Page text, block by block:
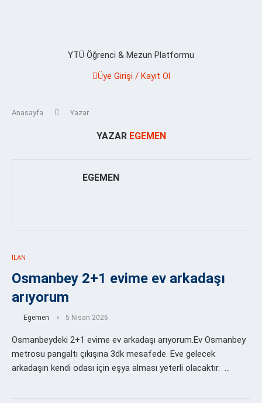
YTÜ Öğrenci & Mezun Platformu
Üye Girişi / Kayıt Ol
Anasayfa Yazar
YAZAR EGEMEN
EGEMEN
İLAN
Osmanbey 2+1 evime ev arkadaşı
arıyorum
Egemen 5 Nisan 2026
Osmanbeydeki 2+1 evime ev arkadaşı arıyorum.Ev Osmanbey
metrosu pangaltı çıkışına 3dk mesafede. Eve gelecek
arkadaşın kendi odası için eşya alması yeterli olacaktır. …